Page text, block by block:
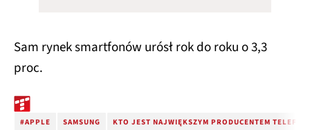
Sam rynek smartfonów urósł rok do roku o 3,3
proc.
#APPLE SAMSUNG KTO JEST NAJWIĘKSZYM PRODUCENTEM